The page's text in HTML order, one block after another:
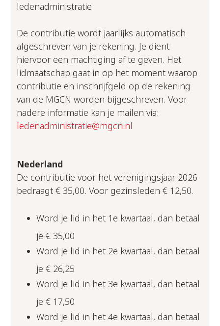
ledenadministratie
De contributie wordt jaarlijks automatisch
afgeschreven van je rekening. Je dient
hiervoor een machtiging af te geven. Het
lidmaatschap gaat in op het moment waarop
contributie en inschrijfgeld op de rekening
van de MGCN worden bijgeschreven. Voor
nadere informatie kan je mailen via:
ledenadministratie@mgcn.nl
Nederland
De contributie voor het verenigingsjaar 2026
bedraagt € 35,00. Voor gezinsleden € 12,50.
Word je lid in het 1e kwartaal, dan betaal
je € 35,00
Word je lid in het 2e kwartaal, dan betaal
je € 26,25
Word je lid in het 3e kwartaal, dan betaal
je € 17,50
Word je lid in het 4e kwartaal, dan betaal